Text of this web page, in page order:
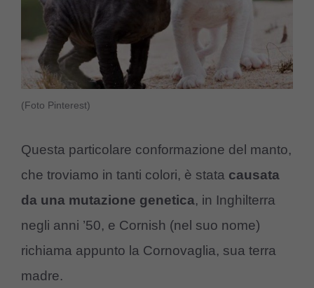
(Foto Pinterest)
Questa particolare conformazione del manto,
che troviamo in tanti colori, è stata causata
da una mutazione genetica, in Inghilterra
negli anni ’50, e Cornish (nel suo nome)
richiama appunto la Cornovaglia, sua terra
madre.